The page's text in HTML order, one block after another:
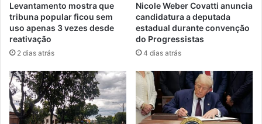
Levantamento mostra que
tribuna popular ficou sem
uso apenas 3 vezes desde
reativação
2 dias atrás
Nicole Weber Covatti anuncia
candidatura a deputada
estadual durante convenção
do Progressistas
4 dias atrás